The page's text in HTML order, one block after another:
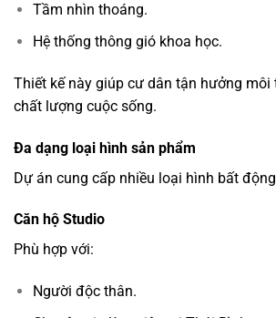
Tầm nhìn thoáng.
Hệ thống thông gió khoa học.
Thiết kế này giúp cư dân tận hưởng
chất lượng cuộc sống.
Đa dạng loại hình sản phẩm
Dự án cung cấp nhiều loại hình bất
Căn hộ Studio
Phù hợp với:
Người độc thân.